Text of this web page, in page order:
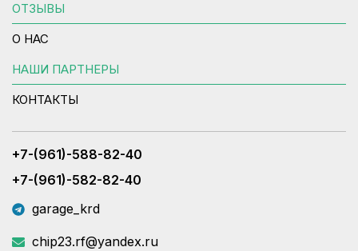
ОТЗЫВЫ
О НАС
НАШИ ПАРТНЕРЫ
КОНТАКТЫ
+7-(961)-588-82-40
+7-(961)-582-82-40
garage_krd
chip23.rf@yandex.ru